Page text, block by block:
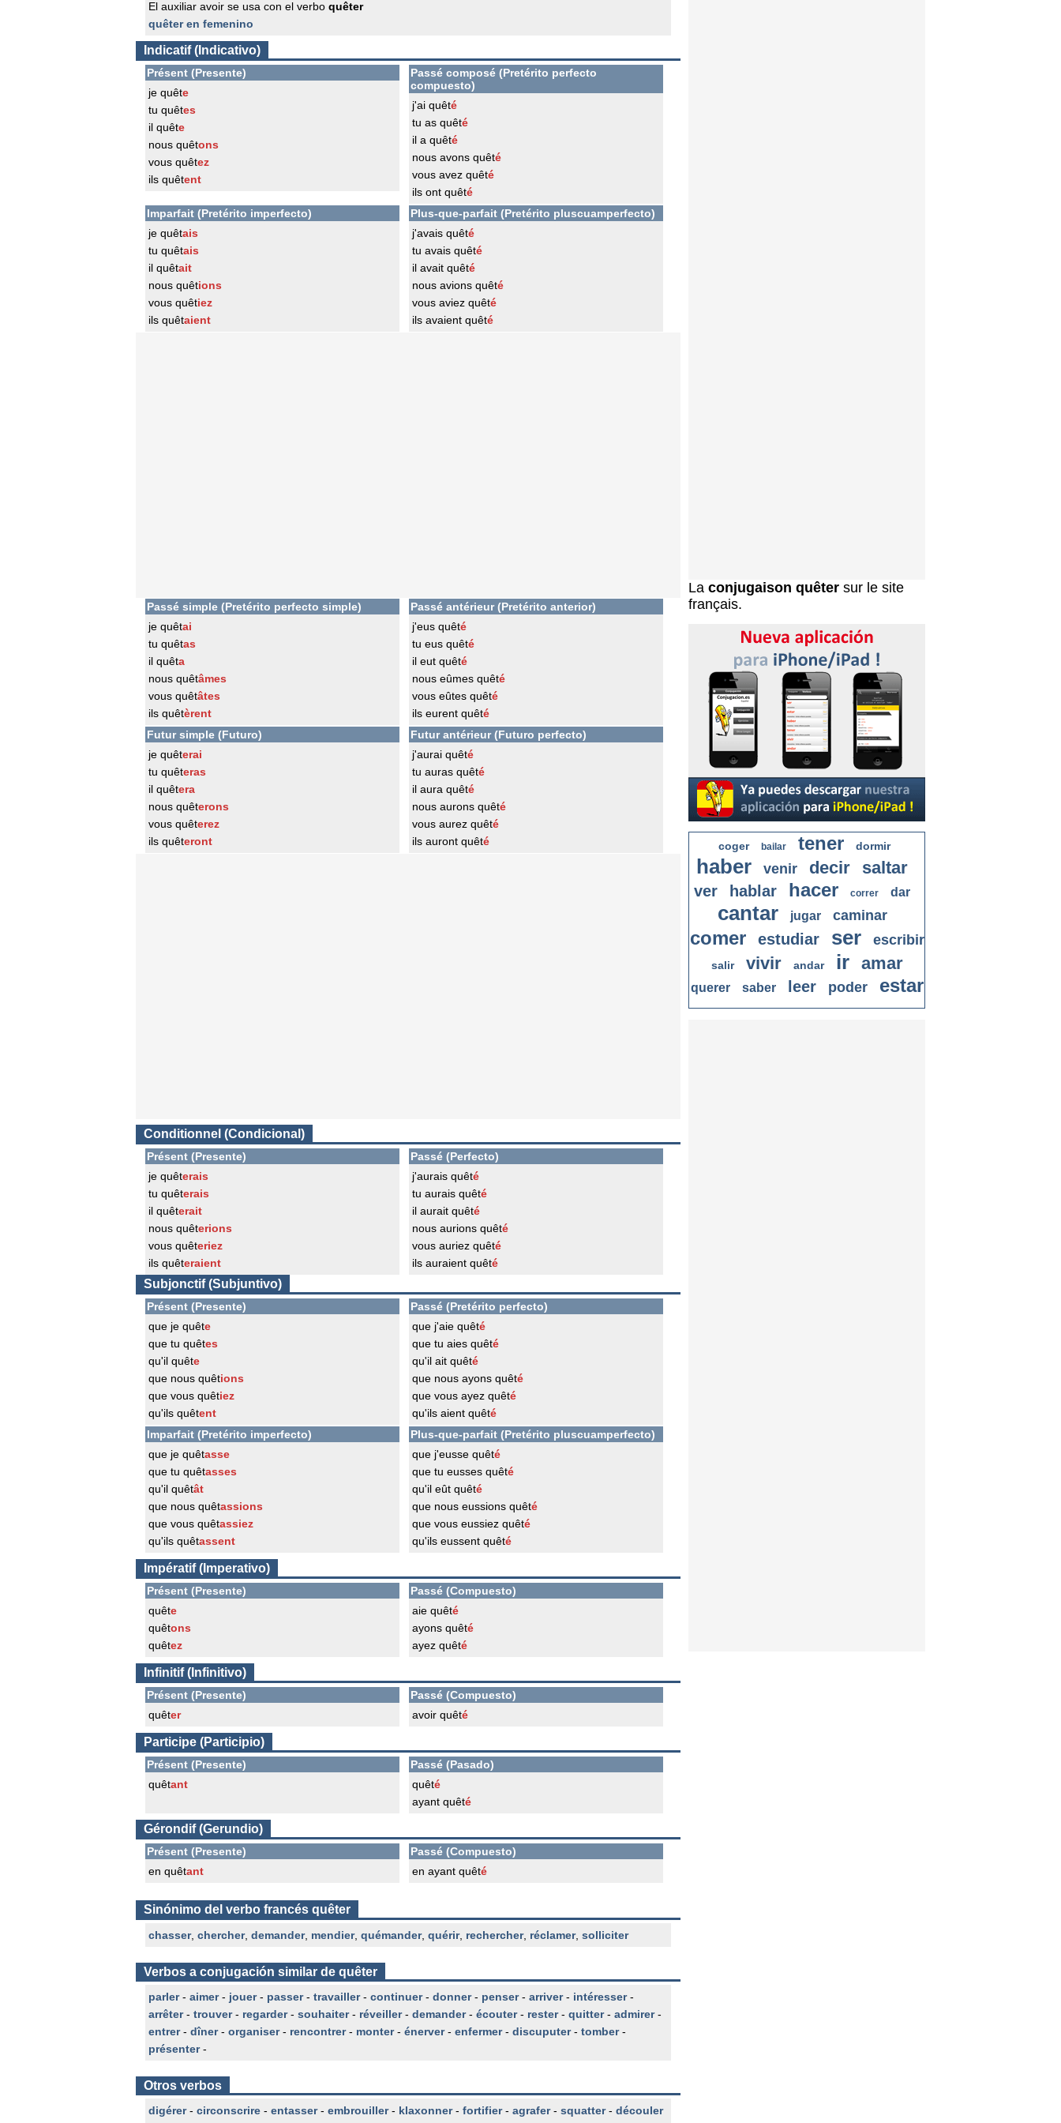
El auxiliar avoir se usa con el verbo quêter
quêter en femenino
Indicatif (Indicativo)
Présent (Presente)
je quête
tu quêtes
il quête
nous quêtons
vous quêtez
ils quêtent
Passé composé (Pretérito perfecto
compuesto)
j'ai quêté
tu as quêté
il a quêté
nous avons quêté
vous avez quêté
ils ont quêté
Imparfait (Pretérito imperfecto)
je quêtais
tu quêtais
il quêtait
nous quêtions
vous quêtiez
ils quêtaient
Plus-que-parfait (Pretérito pluscuamperfecto)
j'avais quêté
tu avais quêté
il avait quêté
nous avions quêté
vous aviez quêté
ils avaient quêté
Passé simple (Pretérito perfecto simple)
je quêtai
tu quêtas
il quêta
nous quêtâmes
vous quêtâtes
ils quêtèrent
Passé antérieur (Pretérito anterior)
j'eus quêté
tu eus quêté
il eut quêté
nous eûmes quêté
vous eûtes quêté
ils eurent quêté
Futur simple (Futuro)
je quêterai
tu quêteras
il quêtera
nous quêterons
vous quêterez
ils quêteront
Futur antérieur (Futuro perfecto)
j'aurai quêté
tu auras quêté
il aura quêté
nous aurons quêté
vous aurez quêté
ils auront quêté
Conditionnel (Condicional)
Présent (Presente)
je quêterais
tu quêterais
il quêterait
nous quêterions
vous quêteriez
ils quêteraient
Passé (Perfecto)
j'aurais quêté
tu aurais quêté
il aurait quêté
nous aurions quêté
vous auriez quêté
ils auraient quêté
Subjonctif (Subjuntivo)
Présent (Presente)
que je quête
que tu quêtes
qu'il quête
que nous quêtions
que vous quêtiez
qu'ils quêtent
Passé (Pretérito perfecto)
que j'aie quêté
que tu aies quêté
qu'il ait quêté
que nous ayons quêté
que vous ayez quêté
qu'ils aient quêté
Imparfait (Pretérito imperfecto)
que je quêtasse
que tu quêtasses
qu'il quêtât
que nous quêtassions
que vous quêtassiez
qu'ils quêtassent
Plus-que-parfait (Pretérito pluscuamperfecto)
que j'eusse quêté
que tu eusses quêté
qu'il eût quêté
que nous eussions quêté
que vous eussiez quêté
qu'ils eussent quêté
Impératif (Imperativo)
Présent (Presente)
quête
quêtons
quêtez
Passé (Compuesto)
aie quêté
ayons quêté
ayez quêté
Infinitif (Infinitivo)
Présent (Presente)
quêter
Passé (Compuesto)
avoir quêté
Participe (Participio)
Présent (Presente)
quêtant
Passé (Pasado)
quêté
ayant quêté
Gérondif (Gerundio)
Présent (Presente)
en quêtant
Passé (Compuesto)
en ayant quêté
Sinónimo del verbo francés quêter
chasser, chercher, demander, mendier, quémander, quérir, rechercher, réclamer, solliciter
Verbos a conjugación similar de quêter
parler- aimer- jouer- passer- travailler- continuer- donner- penser- arriver- intéresser-
arrêter- trouver- regarder- souhaiter- réveiller- demander- écouter- rester- quitter- admirer-
entrer- dîner- organiser- rencontrer- monter- énerver- enfermer- discuputer- tomber-
présenter-
Otros verbos
digérer- circonscrire - entasser- embrouiller- klaxonner- fortifier- agrafer- squatter- découler
La conjugaison quêter sur le site
français.
coger bailar tener dormir
haber venir decir saltar
ver hablar hacer correr dar
cantar jugar caminar
comer estudiar ser escribir
salir vivir andar ir amar
querer saber leer poder estar